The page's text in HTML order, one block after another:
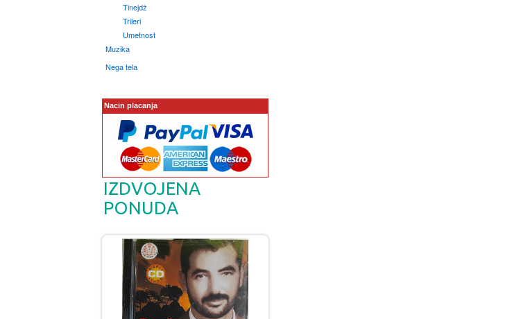
Tinejdž
Trileri
Umetnost
Muzika
Nega tela
Nacin placanja
IZDVOJENA
PONUDA